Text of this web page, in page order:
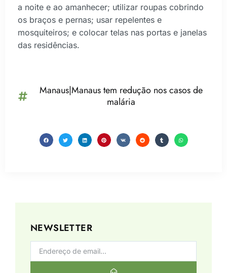
a noite e ao amanhecer; utilizar roupas cobrindo
os braços e pernas; usar repelentes e
mosquiteiros; e colocar telas nas portas e janelas
das residências.
Manaus|Manaus tem redução nos casos de
malária
NEWSLETTER